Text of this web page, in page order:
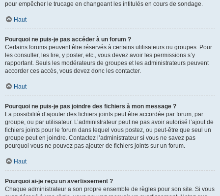
pour empêcher le trucage en changeant les intitulés en cours de sondage.
Haut
Pourquoi ne puis-je pas accéder à un forum ?
Certains forums peuvent être réservés à certains utilisateurs ou groupes. Pour
les consulter, les lire, y poster, etc., vous devez avoir les permissions s’y
rapportant. Seuls les modérateurs de groupes et les administrateurs peuvent
accorder ces accès, vous devez donc les contacter.
Haut
Pourquoi ne puis-je pas joindre des fichiers à mon message ?
La possibilité d’ajouter des fichiers joints peut être accordée par forum, par
groupe, ou par utilisateur. L’administrateur peut ne pas avoir autorisé l’ajout de
fichiers joints pour le forum dans lequel vous postez, ou peut-être que seul un
groupe peut en joindre. Contactez l’administrateur si vous ne savez pas
pourquoi vous ne pouvez pas ajouter de fichiers joints sur un forum.
Haut
Pourquoi ai-je reçu un avertissement ?
Chaque administrateur a son propre ensemble de règles pour son site. Si vous